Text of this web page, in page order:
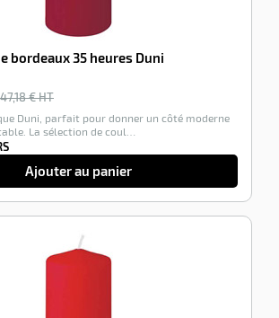
bordeaux 35 heures Duni
47,18 € HT
Duni, parfait pour donner un côté moderne
La sélection de coul…
Ajouter au panier